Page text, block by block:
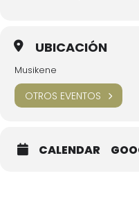
UBICACIÓN
Musikene
OTROS EVENTOS
CALENDAR